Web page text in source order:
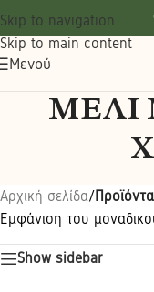
Skip to navigation
Skip to main content
Μενού
ΜΕΛΙ
Αρχική σελίδα/
Εμφάνιση του
Show sidebar